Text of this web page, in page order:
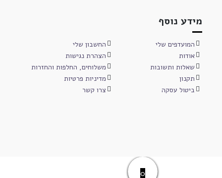
מידע נוסף
המועדפים שלי
החשבון שלי
אודות
הצהרת נגישות
שאלות ותשובות
משלוחים, החלפות והחזרות
תקנון
מדיניות פרטיות
ביטול עסקה
צרו קשר
0